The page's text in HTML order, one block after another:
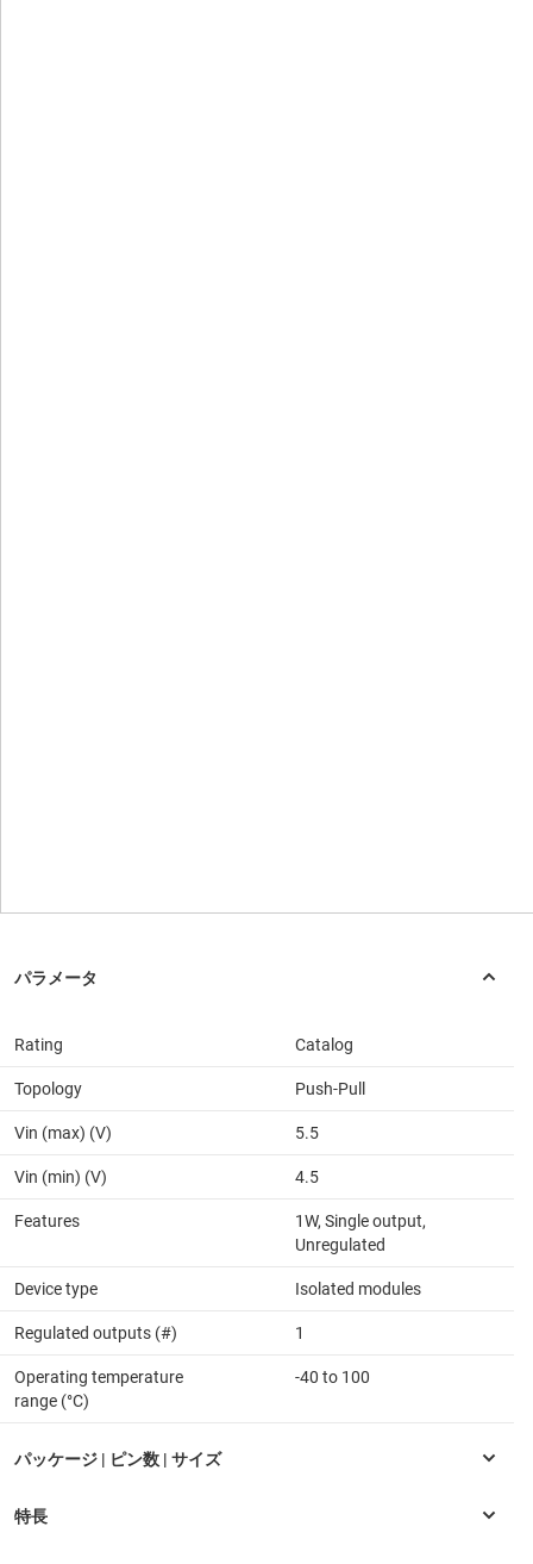
Rating Catalog
Topology Push-Pull
Vin (max) (V) 5.5
Vin (min) (V) 4.5
Features
1W, Single output,
Unregulated
Device type Isolated modules
Regulated outputs (#) 1
Operating temperature
range (°C)
-40 to 100